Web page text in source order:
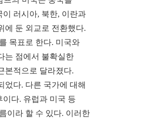
러시아, 북한, 이란과
에 둔 외교로 전환했다.
목표로 한다. 미국와
는 점에서 불확실한
본적으로 달라졌다.
었다. 다른 국가에 대해
다. 유럽과 미국 등
이라 할 수 있다. 이러한